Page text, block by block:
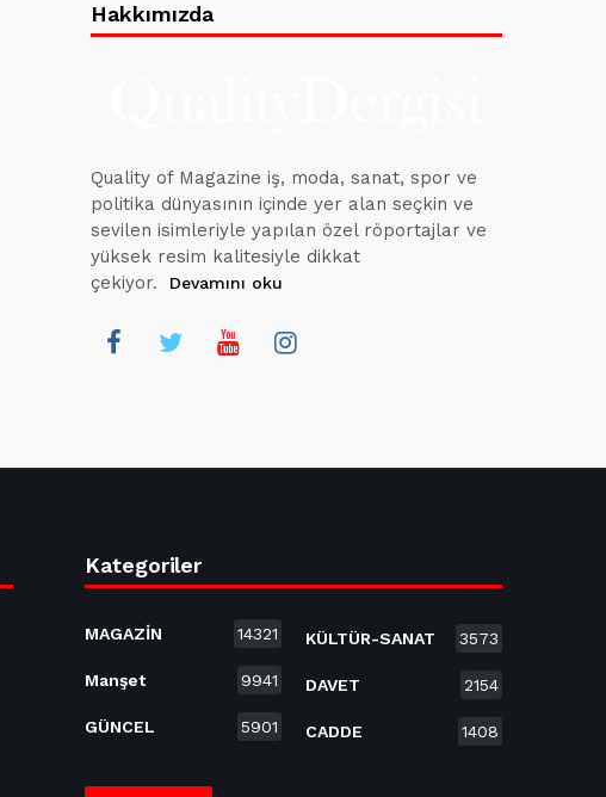
Hakkımızda
Quality of Magazine iş, moda, sanat, spor ve
politika dünyasının içinde yer alan seçkin ve
sevilen isimleriyle yapılan özel röportajlar ve
yüksek resim kalitesiyle dikkat
çekiyor.
Devamını oku
Kategoriler
MAGAZİN 14321
Manşet 9941
GÜNCEL 5901
KÜLTÜR-SANAT 3573
DAVET 2154
CADDE 1408